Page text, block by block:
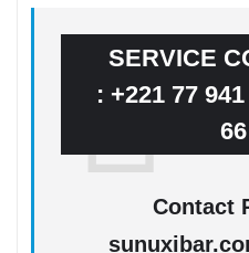
SERVICE
: +221 77
Contact